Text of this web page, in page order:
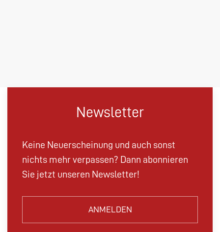
Newsletter
Keine Neuerscheinung und auch sonst
nichts mehr verpassen? Dann abonnieren
Sie jetzt unseren Newsletter!
ANMELDEN